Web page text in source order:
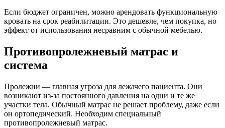
Если бюджет ограничен, можно арендовать функциональную
кровать на срок реабилитации. Это дешевле, чем покупка, но
эффект от использования несравним с обычной мебелью.
Противопролежневый матрас и
система
Пролежни — главная угроза для лежачего пациента. Они
возникают из-за постоянного давления на одни и те же
участки тела. Обычный матрас не решает проблему, даже если
он ортопедический. Необходим специальный
противопролежневый матрас.